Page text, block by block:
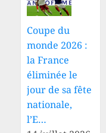
Coupe du
monde 2026 :
la France
éliminée le
jour de sa fête
nationale,
l’E…